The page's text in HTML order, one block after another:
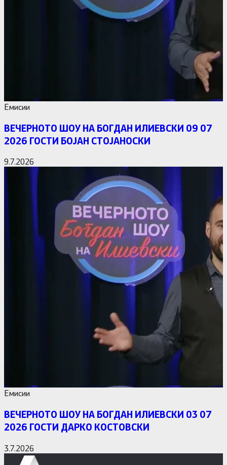
Емисии
ВЕЧЕРНОТО ШОУ НА БОГДАН ИЛИЕВСКИ 09 07
2026 ГОСТИ БОЈАН СТОЈАНОСКИ
9.7.2026
Емисии
ВЕЧЕРНОТО ШОУ НА БОГДАН ИЛИЕВСКИ 03 07
2026 ГОСТИ ДАРКО КОСТОВСКИ
3.7.2026